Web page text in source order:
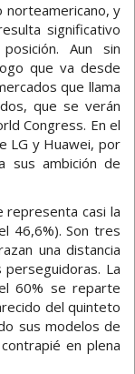
norteamericano, y
significativo
Aun sin
que va desde
que llama
que se verán
Congress. En el
LG y Huawei, por
sus ambición de
representa casi la
46,6%). Son tres
una distancia
La
60% se reparte
del quinteto
sus modelos de
en plena